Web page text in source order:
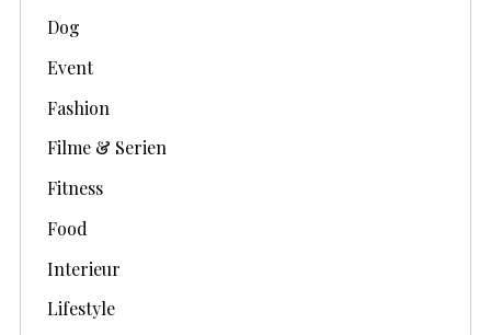
Dog
Event
Fashion
Filme & Serien
Fitness
Food
Interieur
Lifestyle